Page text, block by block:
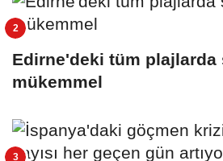
Edirne'deki tüm plajlarda
mükemmel